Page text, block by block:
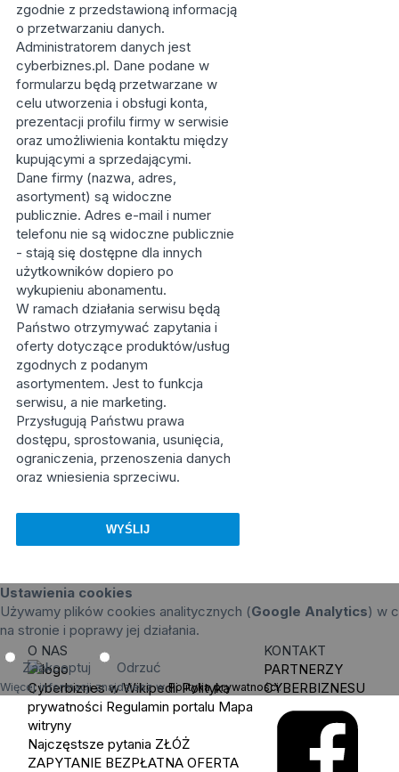
zgodnie z przedstawioną informacją
o przetwarzaniu danych.
Administratorem danych jest
cyberbiznes.pl. Dane podane w
formularzu będą przetwarzane w
celu utworzenia i obsługi konta,
prezentacji profilu firmy w serwisie
oraz umożliwienia kontaktu między
kupującymi a sprzedającymi.
Dane firmy (nazwa, adres,
asortyment) są widoczne
publicznie. Adres e-mail i numer
telefonu nie są widoczne publicznie
- stają się dostępne dla innych
użytkowników dopiero po
wykupieniu abonamentu.
W ramach działania serwisu będą
Państwo otrzymywać zapytania i
oferty dotyczące produktów/usług
zgodnych z podanym
asortymentem. Jest to funkcja
serwisu, a nie marketing.
Przysługują Państwu prawa
dostępu, sprostowania, usunięcia,
ograniczenia, przenoszenia danych
oraz wniesienia sprzeciwu.
Ustawienia cookies
Używamy plików cookies analitycznych (Google Analytics) w
na stronie i poprawy jej działania.
Zaakceptuj Odrzuć
Więcej informacji znajdziesz wPolityka prywatności.
O NAS
Cyberbiznes w Wikipedii Polityka
prywatności Regulamin portalu Mapa
witryny
Najczęstsze pytania ZŁÓŻ
ZAPYTANIE BEZPŁATNA OFERTA
KONTAKT
PARTNERZY
CYBERBIZNESU